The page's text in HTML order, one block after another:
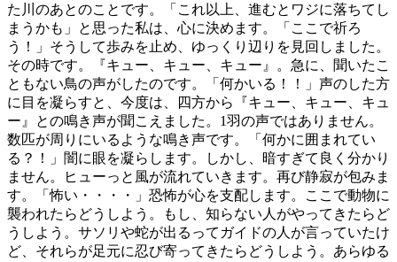
た川のあとのことです。「これ以上、進むとワジに落ちてし
まうかも」と思った私は、心に決めます。「ここで祈ろ
う！」そうして歩みを止め、ゆっくり辺りを見回しました。
その時です。『キュー、キュー、キュー』。急に、聞いたこ
ともない鳥の声がしたのです。「何かいる！！」声のした方
に目を凝らすと、今度は、四方から『キュー、キュー、キュ
ー』との鳴き声が聞こえました。1羽の声ではありません。
数匹が周りにいるような鳴き声です。「何かに囲まれてい
る？！」闇に眼を凝らします。しかし、暗すぎて良く分かり
ません。ヒューっと風が流れていきます。再び静寂が包みま
す。「怖い・・・・」恐怖が心を支配します。ここで動物に
襲われたらどうしよう。もし、知らない人がやってきたらど
うしよう。サソリや蛇が出るってガイドの人が言っていたけ
ど、それらが足元に忍び寄ってきたらどうしよう。あらゆる